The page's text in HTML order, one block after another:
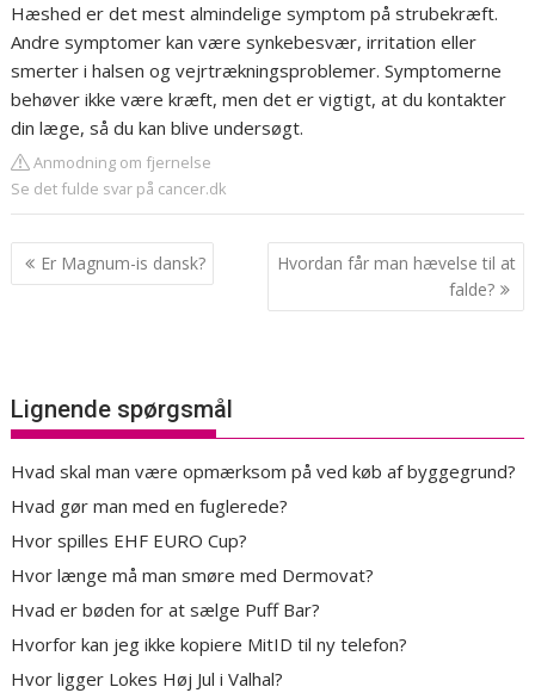
Hæshed er det mest almindelige symptom på strubekræft.
Andre symptomer kan være synkebesvær, irritation eller
smerter i halsen og vejrtrækningsproblemer. Symptomerne
behøver ikke være kræft, men det er vigtigt, at du kontakter
din læge, så du kan blive undersøgt.
Anmodning om fjernelse
Se det fulde svar på cancer.dk
Indlægsnavigation
Er Magnum-is dansk?
Hvordan får man hævelse til at
falde?
Lignende spørgsmål
Hvad skal man være opmærksom på ved køb af byggegrund?
Hvad gør man med en fuglerede?
Hvor spilles EHF EURO Cup?
Hvor længe må man smøre med Dermovat?
Hvad er bøden for at sælge Puff Bar?
Hvorfor kan jeg ikke kopiere MitID til ny telefon?
Hvor ligger Lokes Høj Jul i Valhal?